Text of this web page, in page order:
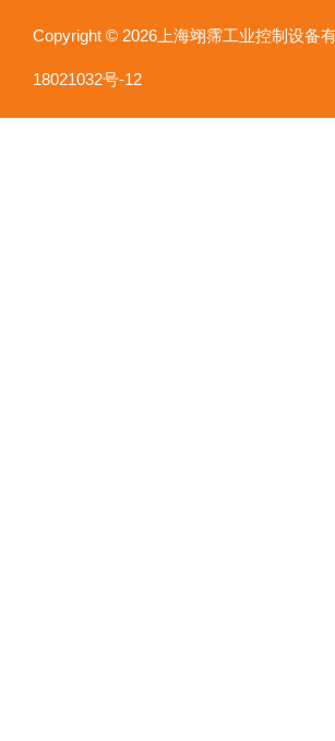
Copyright © 2026上海翊霈工业控制设
18021032号-12